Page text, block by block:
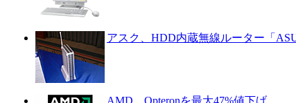
アスク、HDD内蔵無線ルーター「